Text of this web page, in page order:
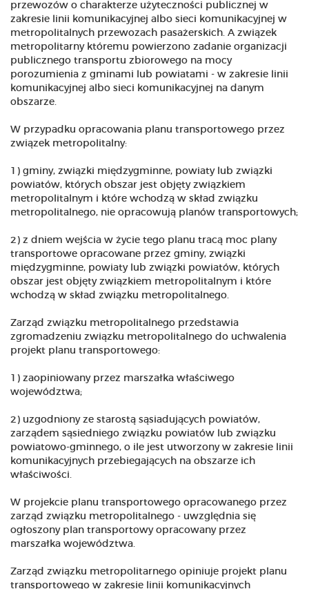
przewozów o charakterze użyteczności publicznej w
zakresie linii komunikacyjnej albo sieci komunikacyjnej w
metropolitalnych przewozach pasażerskich. A związek
metropolitarny któremu powierzono zadanie organizacji
publicznego transportu zbiorowego na mocy
porozumienia z gminami lub powiatami - w zakresie linii
komunikacyjnej albo sieci komunikacyjnej na danym
obszarze.
W przypadku opracowania planu transportowego przez
związek metropolitalny:
1) gminy, związki międzygminne, powiaty lub związki
powiatów, których obszar jest objęty związkiem
metropolitalnym i które wchodzą w skład związku
metropolitalnego, nie opracowują planów transportowych;
2) z dniem wejścia w życie tego planu tracą moc plany
transportowe opracowane przez gminy, związki
międzygminne, powiaty lub związki powiatów, których
obszar jest objęty związkiem metropolitalnym i które
wchodzą w skład związku metropolitalnego.
Zarząd związku metropolitalnego przedstawia
zgromadzeniu związku metropolitalnego do uchwalenia
projekt planu transportowego:
1) zaopiniowany przez marszałka właściwego
województwa;
2) uzgodniony ze starostą sąsiadujących powiatów,
zarządem sąsiedniego związku powiatów lub związku
powiatowo-gminnego, o ile jest utworzony w zakresie linii
komunikacyjnych przebiegających na obszarze ich
właściwości.
W projekcie planu transportowego opracowanego przez
zarząd związku metropolitalnego - uwzględnia się
ogłoszony plan transportowy opracowany przez
marszałka województwa.
Zarząd związku metropolitarnego opiniuje projekt planu
transportowego w zakresie linii komunikacyjnych